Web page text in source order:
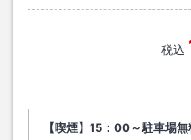
都市高速「西公園」ランプ出口す
税込
【喫煙】15：00～駐車場